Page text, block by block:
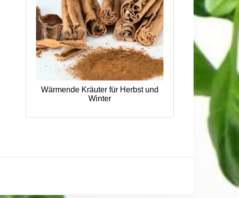
Wärmende Kräuter für Herbst und
Winter